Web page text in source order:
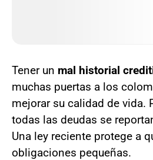
Tener un mal historial
muchas puertas a los
mejorar su calidad de vida.
todas las deudas se
Una ley reciente protege a
obligaciones pequeñas.